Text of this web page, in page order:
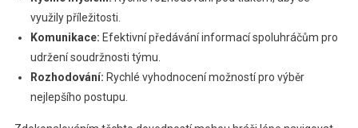
využily příležitosti.
Komunikace: Efektivní předávání informací spoluhráčům pro
udržení soudržnosti týmu.
Rozhodování: Rychlé vyhodnocení možností pro výběr
nejlepšího postupu.